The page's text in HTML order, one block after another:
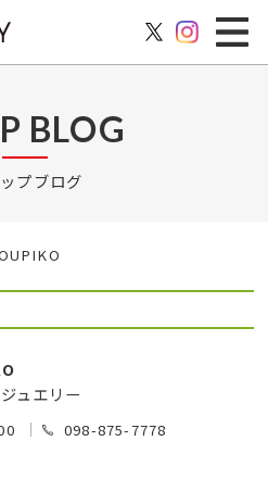
BLOG
プブログ
ュエリー
098-875-7778